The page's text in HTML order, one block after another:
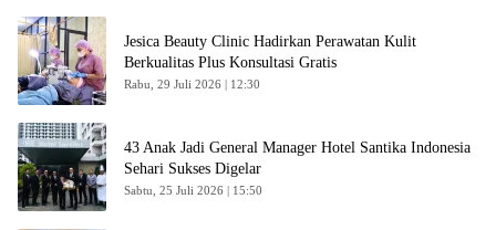
Jesica Beauty Clinic Hadirkan Perawatan Kulit
Berkualitas Plus Konsultasi Gratis
Rabu, 29 Juli 2026 | 12:30
43 Anak Jadi General Manager Hotel Santika Indonesia
Sehari Sukses Digelar
Sabtu, 25 Juli 2026 | 15:50